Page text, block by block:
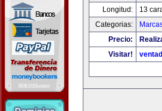
Longitud:
13
Categorias:
Precio:
Visitar!